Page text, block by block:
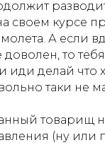
своем курсе
А если
то
иди делай что
таки не
товарищ
(ну или